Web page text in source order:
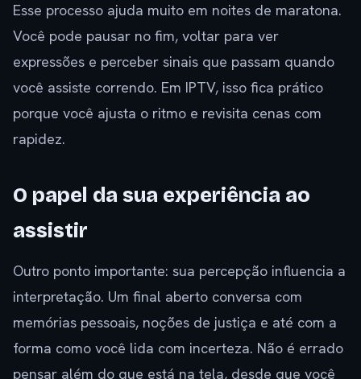
Esse processo ajuda muito em noites de maratona.
Você pode pausar no fim, voltar para ver
expressões e perceber sinais que passam quando
você assiste correndo. Em IPTV, isso fica prático
porque você ajusta o ritmo e revisita cenas com
rapidez.
O papel da sua experiência ao
assistir
Outro ponto importante: sua percepção influencia a
interpretação. Um final aberto conversa com
memórias pessoais, noções de justiça e até com a
forma como você lida com incerteza. Não é errado
pensar além do que está na tela, desde que você